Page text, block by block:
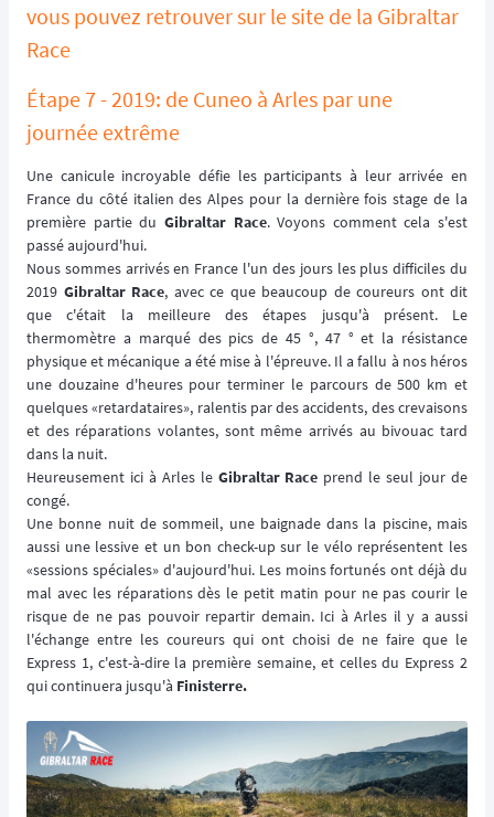
vous pouvez retrouver sur le site de la Gibraltar
Race
Étape 7 - 2019: de Cuneo à Arles par une
journée extrême
Une canicule incroyable défie les participants à leur arrivée en
France du côté italien des Alpes pour la dernière fois stage de la
première partie du Gibraltar Race. Voyons comment cela s'est
passé aujourd'hui.
Nous sommes arrivés en France l'un des jours les plus difficiles du
2019 Gibraltar Race, avec ce que beaucoup de coureurs ont dit
que c'était la meilleure des étapes jusqu'à présent. Le
thermomètre a marqué des pics de 45 °, 47 ° et la résistance
physique et mécanique a été mise à l'épreuve. Il a fallu à nos héros
une douzaine d'heures pour terminer le parcours de 500 km et
quelques «retardataires», ralentis par des accidents, des crevaisons
et des réparations volantes, sont même arrivés au bivouac tard
dans la nuit.
Heureusement ici à Arles le Gibraltar Race prend le seul jour de
congé.
Une bonne nuit de sommeil, une baignade dans la piscine, mais
aussi une lessive et un bon check-up sur le vélo représentent les
«sessions spéciales» d'aujourd'hui. Les moins fortunés ont déjà du
mal avec les réparations dès le petit matin pour ne pas courir le
risque de ne pas pouvoir repartir demain. Ici à Arles il y a aussi
l'échange entre les coureurs qui ont choisi de ne faire que le
Express 1, c'est-à-dire la première semaine, et celles du Express 2
qui continuera jusqu'à Finisterre.